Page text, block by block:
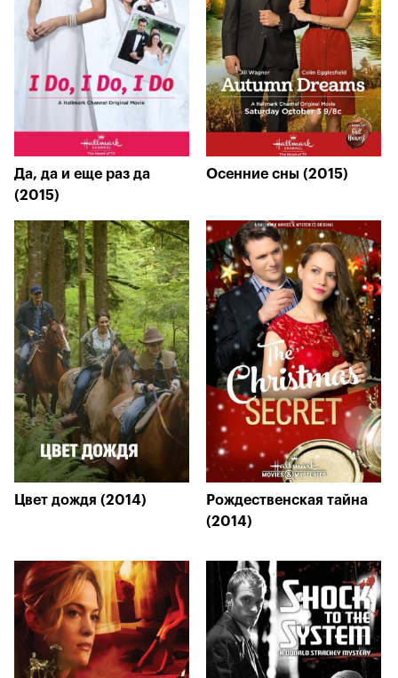
Да, да и еще раз да
(2015)
Осенние сны (2015)
Цвет дождя (2014)
Рождественская тайна
(2014)